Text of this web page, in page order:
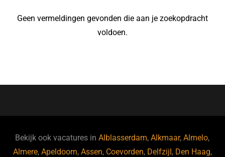
Geen vermeldingen gevonden die aan je zoekopdracht
voldoen.
Bekijk ook vacatures inAlblasserdam,Alkmaar,Almelo,
Almere, Apeldoorn, Assen, Coevorden, Delfzijl , Den Haag,